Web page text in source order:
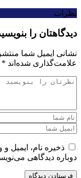
نظرات
دیدگاهتان را
نشانی ایمیل شما
علامت‌گذاری شده‌اند *
ذخیره نام، ایمیل
دوباره دیدگاهی